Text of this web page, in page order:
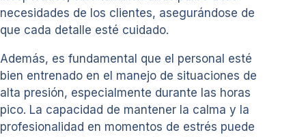
necesidades de los clientes, asegurándose de
que cada detalle esté cuidado.
Además, es fundamental que el personal esté
bien entrenado en el manejo de situaciones de
alta presión, especialmente durante las horas
pico. La capacidad de mantener la calma y la
profesionalidad en momentos de estrés puede